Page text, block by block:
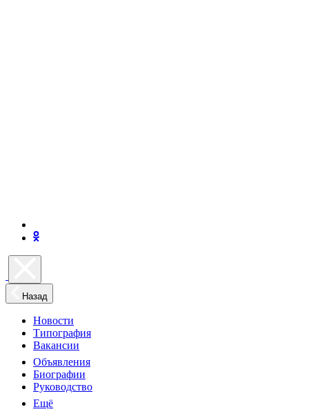
Назад
Новости
Типография
Вакансии
Объявления
Биографии
Руководство
Ещё